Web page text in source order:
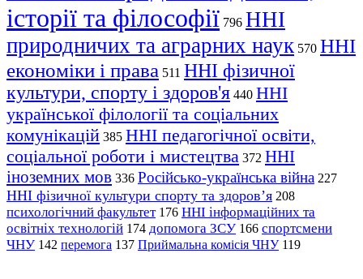
історії та філософії 796 ННІ
природничих та аграрних наук 570 ННІ
економіки і права 511 ННІ фізичної
культури, спорту і здоров'я 440 ННІ
української філології та соціальних
комунікацій 385 ННІ педагогічної освіти,
соціальної роботи і мистецтва 372 ННІ
іноземних мов 336 Російсько-українська війна 227
ННІ фізичної культури спорту та здоров’я 208
психологічний факультет 176 ННІ інформаційних та
освітніх технологій 174 допомога ЗСУ 166 спортсмени
ЧНУ 142 перемога 137 Приймальна комісія ЧНУ 119